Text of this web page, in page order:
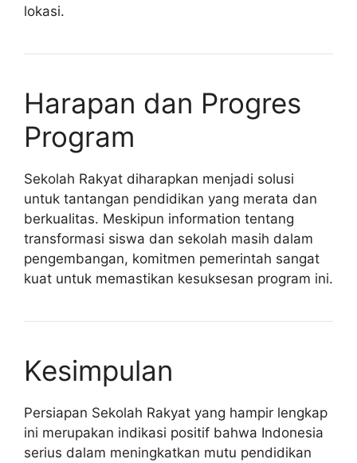
lokasi.
Harapan dan Progres
Program
Sekolah Rakyat diharapkan menjadi solusi
untuk tantangan pendidikan yang merata dan
berkualitas. Meskipun information tentang
transformasi siswa dan sekolah masih dalam
pengembangan, komitmen pemerintah sangat
kuat untuk memastikan kesuksesan program ini.
Kesimpulan
Persiapan Sekolah Rakyat yang hampir lengkap
ini merupakan indikasi positif bahwa Indonesia
serius dalam meningkatkan mutu pendidikan